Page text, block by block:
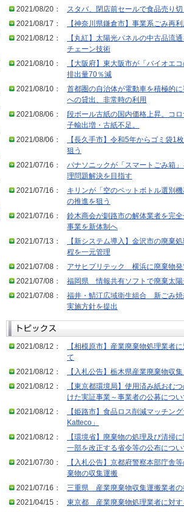
2021/08/20：
スタバ、閉店前セールで食品売り
2021/08/17：
【神奈川県鎌倉市】事業系ごみ再
2021/08/12：
【丸紅】太陽光パネルの中古品流
チェーン技術
2021/08/10：
【大阪府】東大阪市が「バイオエ
排出量70％減
2021/08/10：
首都圏の自治体が電動車を積極的
への貸出、非常時の利用
2021/08/06：
段ボール古紙の国内価格上昇。コ
子輸出増・古紙不足。
2021/08/06：
【長久手市】令和5年からゴミ袋1
狙う
2021/07/16：
パナソニックが「スマートごみ箱
理問題解決を目指す
2021/07/16：
キリンが「空のペットボトル選別
の推進を狙う
2021/07/16：
鈴木商会が釧路市の解体業者を完
事業を新体制へ
2021/07/13：
【新システム導入】金沢市の廃棄
程を一元管理
2021/07/08：
アサヒプリテック 横浜に廃棄物発
2021/07/08：
福岡県 情報共有ソフトで廃棄太陽
2021/07/08：
福井・鯖江広域衛生組合 新ごみ焼
実施方針を提出
2021/08/12：
【相模原市】産業廃棄物処理業者
て
2021/08/12：
【入札公告】栃木県産業廃棄物収
2021/08/12：
【東京都環境局】使用済み紙おむ
けた実証事業～事業者の公募につい
2021/08/12：
【姫路市】食品ロス削減マッチン
Katteco」
2021/08/12：
【環境省】廃棄物の処理及び清掃
一部を改正する省令等の公布につい
2021/07/30：
【入札公告】京都府警察本部庁舎
棄物の収集運搬
2021/07/16：
三重県 産業廃棄物収集運搬業者の
2021/04/15：
東京都 産業廃棄物処理業者に対す